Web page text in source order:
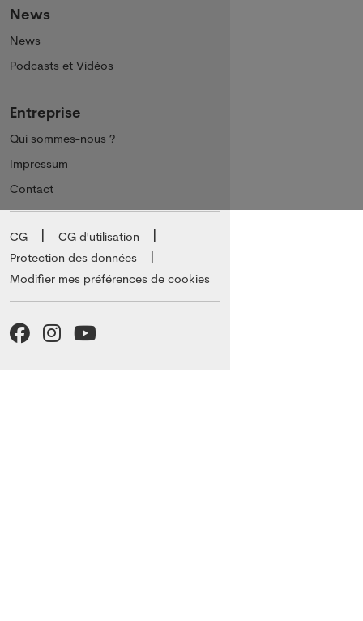
News
News
Podcasts et Vidéos
Entreprise
Qui sommes-nous ?
Impressum
Contact
CG
CG d'utilisation
Protection des données
Modifier mes préférences de cookies